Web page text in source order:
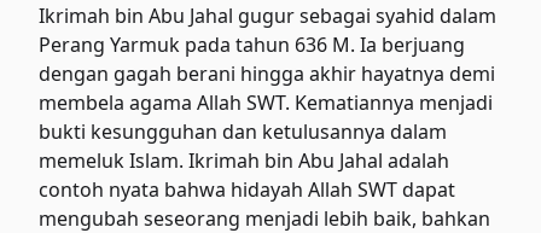
Ikrimah bin Abu Jahal gugur sebagai syahid dalam
Perang Yarmuk pada tahun 636 M. Ia berjuang
dengan gagah berani hingga akhir hayatnya demi
membela agama Allah SWT. Kematiannya menjadi
bukti kesungguhan dan ketulusannya dalam
memeluk Islam. Ikrimah bin Abu Jahal adalah
contoh nyata bahwa hidayah Allah SWT dapat
mengubah seseorang menjadi lebih baik, bahkan